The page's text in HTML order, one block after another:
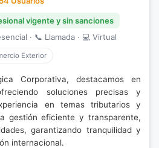
vigente y sin sanciones
· 📞 Llamada · 💻 Virtual
Exterior
Corporativa, destacamos en
soluciones precisas y
en temas tributarios y
gestión eficiente y transparente,
garantizando tranquilidad y
internacional.